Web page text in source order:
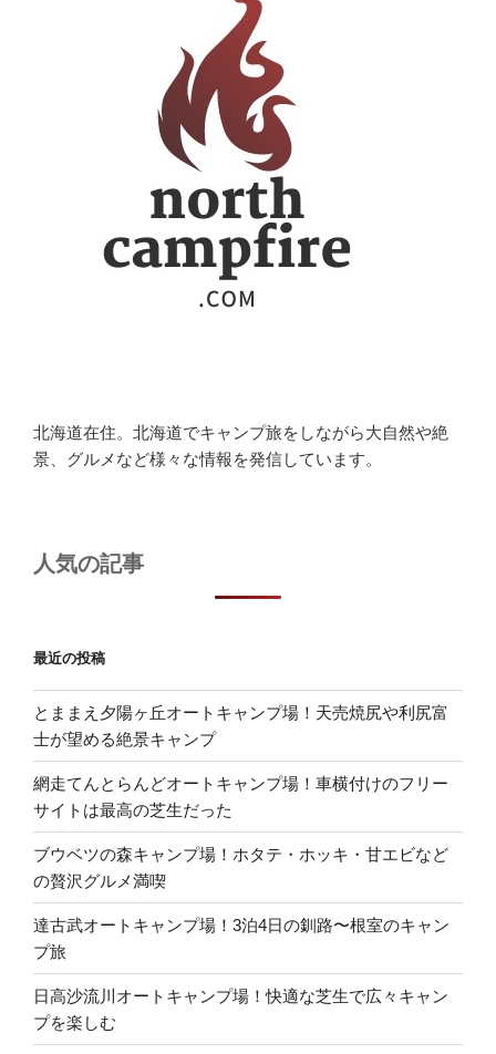
北海道在住。北海道でキャンプ旅をしながら大自然や絶
景、グルメなど様々な情報を発信しています。
人気の記事
最近の投稿
とままえ夕陽ヶ丘オートキャンプ場！天売焼尻や利尻富
士が望める絶景キャンプ
網走てんとらんどオートキャンプ場！車横付けのフリー
サイトは最高の芝生だった
ブウベツの森キャンプ場！ホタテ・ホッキ・甘エビなど
の贅沢グルメ満喫
達古武オートキャンプ場！3泊4日の釧路〜根室のキャン
プ旅
日高沙流川オートキャンプ場！快適な芝生で広々キャン
プを楽しむ